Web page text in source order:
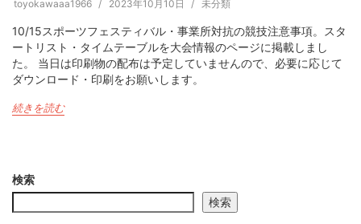
toyokawaaa1966 2023年10月10日 未分類
10/15スポーツフェスティバル・事業所対抗の競技注意事項。スタ
ートリスト・タイムテーブルを大会情報のページに掲載しまし
た。 当日は印刷物の配布は予定していませんので、必要に応じて
ダウンロード・印刷をお願いします。
続きを読む
検索
検索